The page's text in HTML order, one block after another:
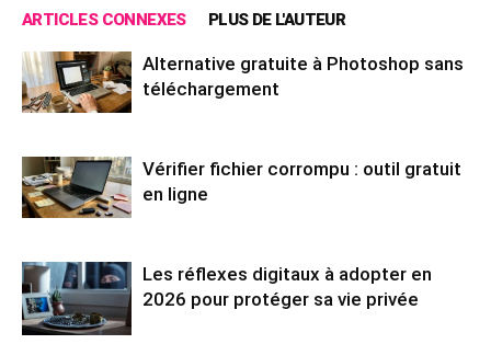
ARTICLES CONNEXES PLUS DE L'AUTEUR
Alternative gratuite à Photoshop sans
téléchargement
Vérifier fichier corrompu : outil gratuit
en ligne
Les réflexes digitaux à adopter en
2026 pour protéger sa vie privée